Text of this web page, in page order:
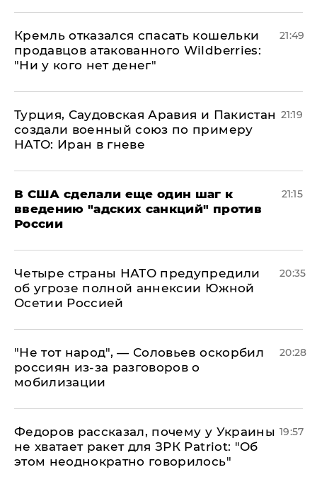
Кремль отказался спасать кошельки
продавцов атакованного Wildberries:
"Ни у кого нет денег"
21:49
Турция, Саудовская Аравия и Пакистан
создали военный союз по примеру
НАТО: Иран в гневе
21:19
В США сделали еще один шаг к
введению "адских санкций" против
России
21:15
Четыре страны НАТО предупредили
об угрозе полной аннексии Южной
Осетии Россией
20:35
​"Не тот народ", — Соловьев оскорбил
россиян из-за разговоров о
мобилизации
20:28
Федоров рассказал, почему у Украины
не хватает ракет для ЗРК Patriot: "Об
этом неоднократно говорилось"
19:57